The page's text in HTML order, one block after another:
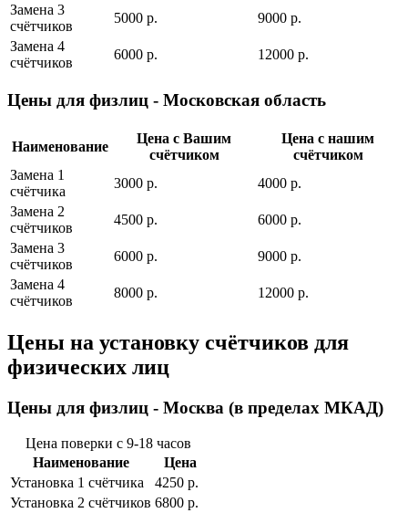
Замена 3
cчётчиков
5000 р.
9000 р.
Замена 4
cчётчиков
6000 р. 12000 р.
Цены для физлиц - Московская область
Наименование
Цена с Вашим
счётчиком
Цена с нашим
счётчиком
Замена 1
cчётчика
3000 р.
4000 р.
Замена 2
cчётчиков
4500 р.
6000 р.
Замена 3
cчётчиков
6000 р.
9000 р.
Замена 4
cчётчиков
8000 р. 12000 р.
Цены на установку счётчиков для
физических лиц
Цены для физлиц - Москва (в пределах МКАД)
Цена поверки с 9-18 часов
Наименование
Цена
Установка 1 cчётчика
4250 р.
Установка 2 cчётчиков 6800 р.